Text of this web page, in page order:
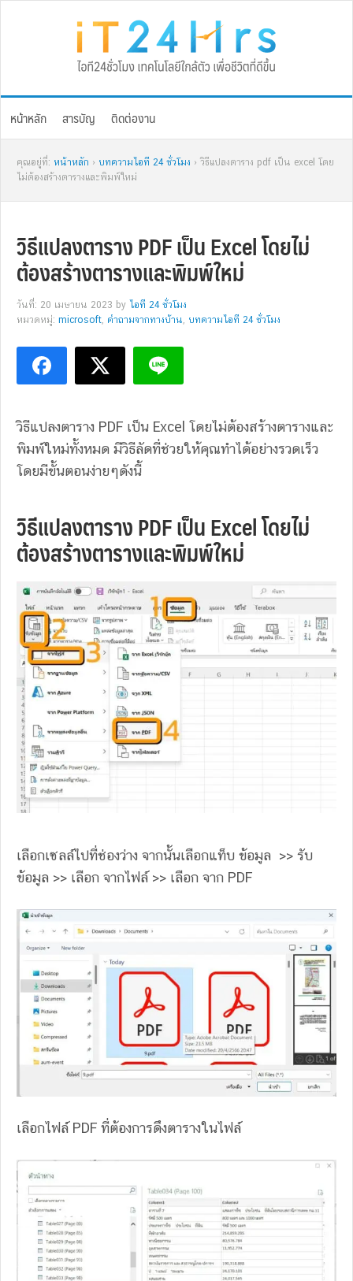
หน้าหลัก สารบัญ ติดต่องาน
คุณอยู่ที่: หน้าหลัก › บทความไอที 24 ชั่วโมง › วิธีแปลงตาราง pdf เป็น excel โดย
ไม่ต้องสร้างตารางและพิมพ์ใหม่
วิธีแปลงตาราง PDF เป็น Excel โดยไม่
ต้องสร้างตารางและพิมพ์ใหม่
วันที่: 20 เมษายน 2023 by ไอที 24 ชั่วโมง
หมวดหมู่: microsoft, คำถามจากทางบ้าน, บทความไอที 24 ชั่วโมง
วิธีแปลงตาราง PDF เป็น Excel โดยไม่ต้องสร้างตารางและ
พิมพ์ใหม่ทั้งหมด มีวิธีลัดที่ช่วยให้คุณทำได้อย่างรวดเร็ว
โดยมีขั้นตอนง่ายๆดังนี้
วิธีแปลงตาราง PDF เป็น Excel โดยไม่
ต้องสร้างตารางและพิมพ์ใหม่
เลือกเซลล์ไปที่ช่องว่าง จากนั้นเลือกแท็บ ข้อมูล >> รับ
ข้อมูล >> เลือก จากไฟล์ >> เลือก จาก PDF
เลือกไฟล์ PDF ที่ต้องการดึงตารางในไฟล์